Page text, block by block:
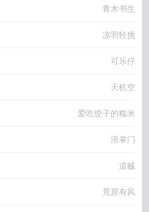
青木书生
凉羽轻挑
可乐仔
天机空
爱吃饺子的糯米
浪掌门
道贼
荒原有风